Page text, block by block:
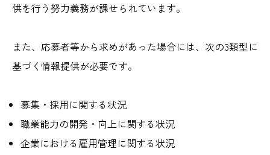
供を行う努力義務が課せられています。
また、応募者等から求めがあった場合には、次の3類型に
基づく情報提供が必要です。
募集・採用に関する状況
職業能力の開発・向上に関する状況
企業における雇用管理に関する状況